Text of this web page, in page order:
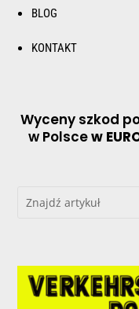
BLOG
KONTAKT
Wyceny szkod
w Polscew